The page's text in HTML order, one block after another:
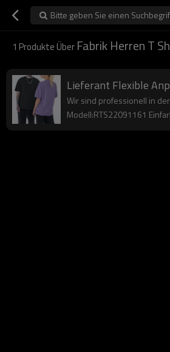
Bitte geben Sie einen
1 Produkte Über Fabrik Herren T
Lieferant Flexible
Wir sind professionell in
Modell:RTS22091161